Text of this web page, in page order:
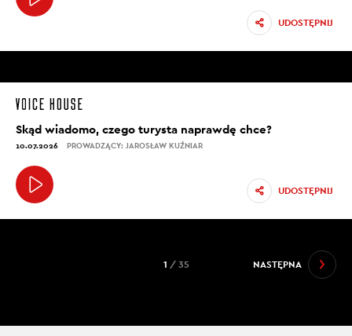
UDOSTĘPNIJ
Skąd wiadomo, czego turysta naprawdę chce?
10.07.2026 PROWADZĄCY: JAROSŁAW KUŹNIAR
UDOSTĘPNIJ
NASTĘPNA
1 / 35